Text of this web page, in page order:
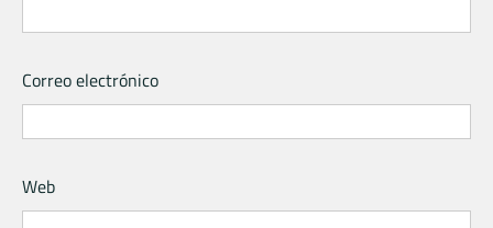
Correo electrónico
Web